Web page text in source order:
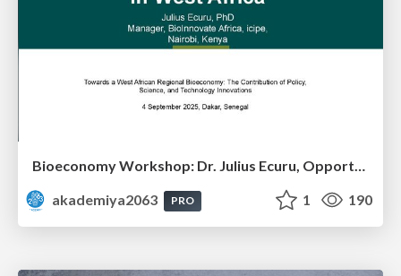
Bioeconomy Workshop: Dr. Julius Ecuru, Opportunities for a Bioeconomy in West Africa
akademiya2063
PRO 1 190